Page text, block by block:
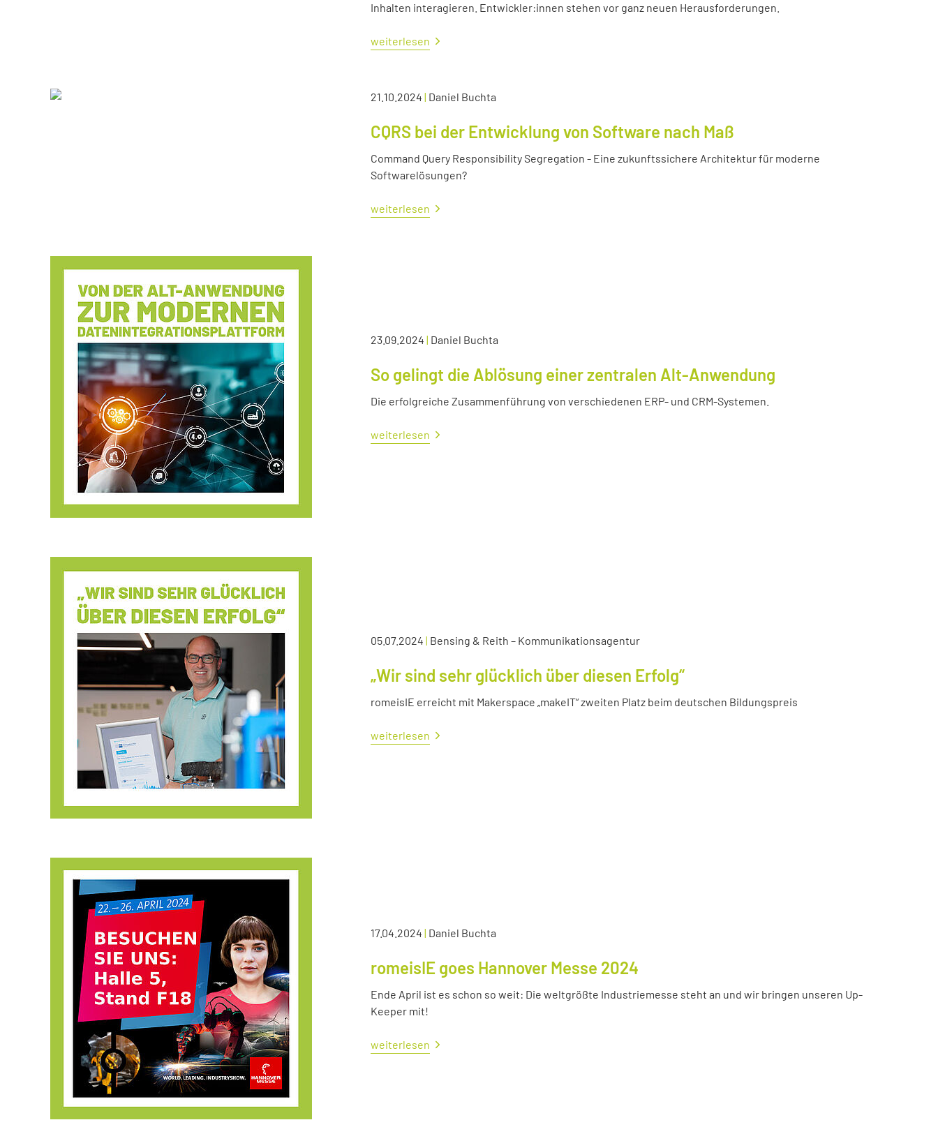
Inhalten interagieren. Entwickler:innen stehen vor ganz neuen Herausforderungen.
weiterlesen
21.10.2024 | Daniel Buchta
CQRS bei der Entwicklung von Software nach Maß
Command Query Responsibility Segregation - Eine zukunftssichere Architektur für moderne
Softwarelösungen?
weiterlesen
23.09.2024 | Daniel Buchta
So gelingt die Ablösung einer zentralen Alt-Anwendung
Die erfolgreiche Zusammenführung von verschiedenen ERP- und CRM-Systemen.
weiterlesen
05.07.2024 | Bensing & Reith – Kommunikationsagentur
„Wir sind sehr glücklich über diesen Erfolg“
romeisIE erreicht mit Makerspace „makeIT“ zweiten Platz beim deutschen Bildungspreis
weiterlesen
17.04.2024 | Daniel Buchta
romeisIE goes Hannover Messe 2024
Ende April ist es schon so weit: Die weltgrößte Industriemesse steht an und wir bringen unseren Up-
Keeper mit!
weiterlesen